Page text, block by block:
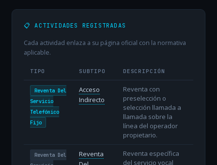
📋 ACTIVIDADES REGISTRADAS
Cada actividad enlaza a su página oficial con la normativa
aplicable.
TIPO SUBTIPO DESCRIPCIÓN
Reventa Del
Servicio
Telefónico
Fijo
Acceso
Indirecto
Reventa con
preselección o
selección llamada a
llamada sobre la
línea del operador
propietario.
Reventa Del
Reventa
Reventa específica
del servicio vocal